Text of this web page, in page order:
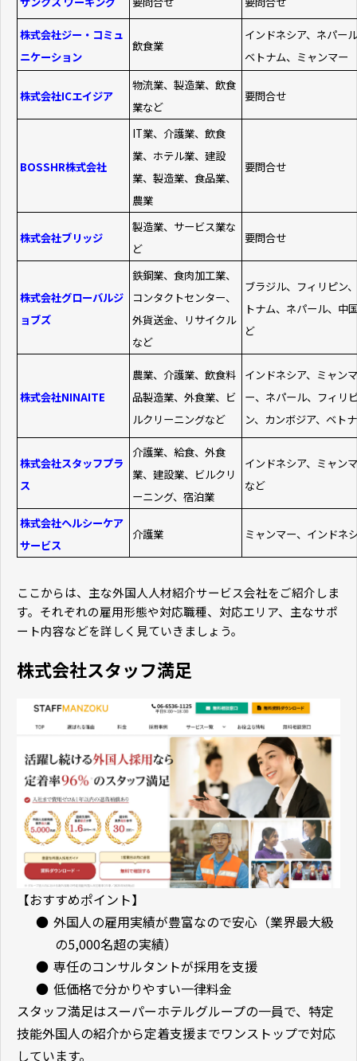
株式会社ジー・コミュ
ニケーション
飲食業
インドネシア、ネパー
ベトナム、ミャンマー
株式会社ICエイジア
物流業、製造業、飲食
業など
要問合せ
BOSSHR株式会社
IT業、介護業、飲食
業、ホテル業、建設
業、製造業、食品業、
農業
要問合せ
株式会社ブリッジ
製造業、サービス業な
ど
要問合せ
株式会社グローバルジ
ョブズ
鉄鋼業、食肉加工業、
コンタクトセンター、
外貨送金、リサイクル
など
ブラジル、フィリピン
トナム、ネパール、中
ど
株式会社NINAITE
農業、介護業、飲食料
品製造業、外食業、ビ
ルクリーニングなど
インドネシア、ミャンマ
ー、ネパール、フィリ
ン、カンボジア、ベト
株式会社スタッフプラ
ス
介護業、給食、外食
業、建設業、ビルクリ
ーニング、宿泊業
インドネシア、ミャン
など
株式会社ヘルシーケア
サービス
介護業 ミャンマー、インドネ
ここからは、主な外国人人材紹介サービス会社をご紹介しま
す。それぞれの雇用形態や対応職種、対応エリア、主なサポ
ート内容などを詳しく見ていきましょう。
株式会社スタッフ満足
【おすすめポイント】
● 外国人の雇用実績が豊富なので安心（業界最大級
の5,000名超の実績）
● 専任のコンサルタントが採用を支援
● 低価格で分かりやすい一律料金
スタッフ満足はスーパーホテルグループの一員で、特定
技能外国人の紹介から定着支援までワンストップで対応
しています。